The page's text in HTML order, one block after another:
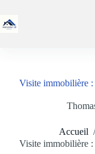
contenu
Visite immobilière :
Accueil /
Visite immobilière :